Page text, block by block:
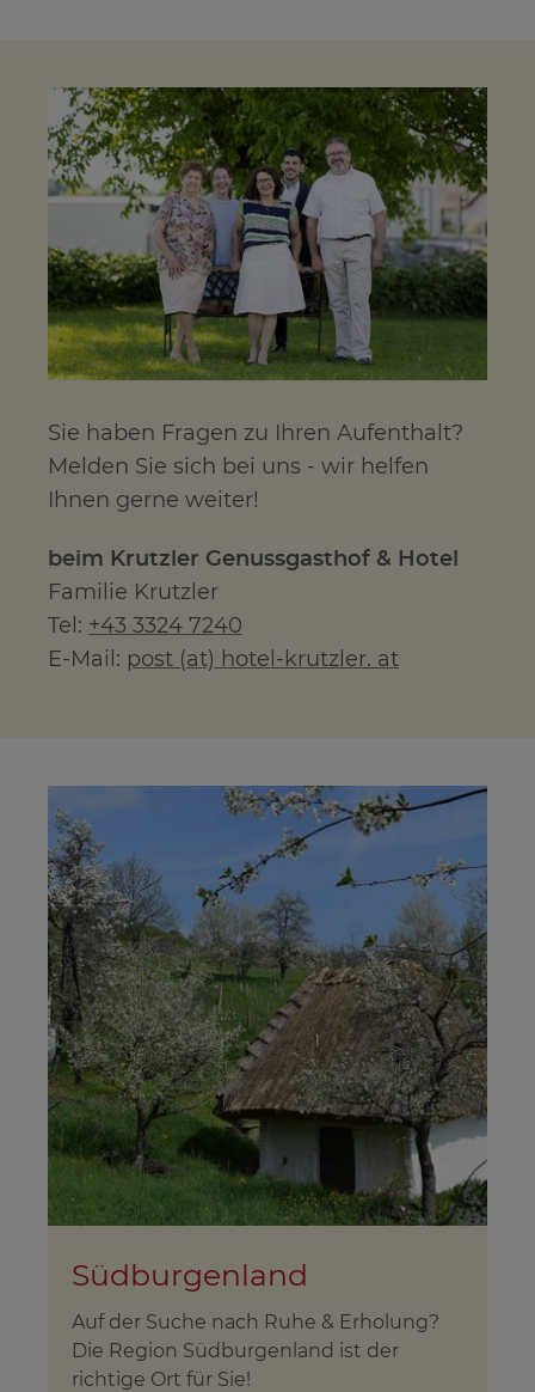
Sie haben Fragen zu Ihren Aufenthalt?
Melden Sie sich bei uns - wir helfen
Ihnen gerne weiter!
beim Krutzler Genussgasthof & Hotel
Familie Krutzler
Tel: +43 3324 7240
E-Mail: post (at) hotel-krutzler. at
Südburgenland
Auf der Suche nach Ruhe & Erholung?
Die Region Südburgenland ist der
richtige Ort für Sie!